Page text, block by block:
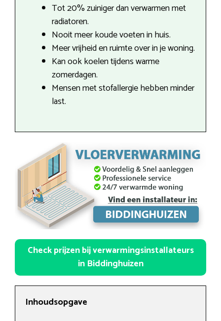
Tot 20% zuiniger dan verwarmen met
radiatoren.
Nooit meer koude voeten in huis.
Meer vrijheid en ruimte over in je woning.
Kan ook koelen tijdens warme
zomerdagen.
Mensen met stofallergie hebben minder
last.
Check prijzen bij verwarmingsinstallateurs
in Biddinghuizen
Inhoudsopgave